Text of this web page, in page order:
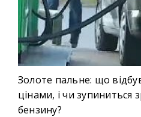
Золоте пальне: що
цінами, і чи зупиниться
бензину?